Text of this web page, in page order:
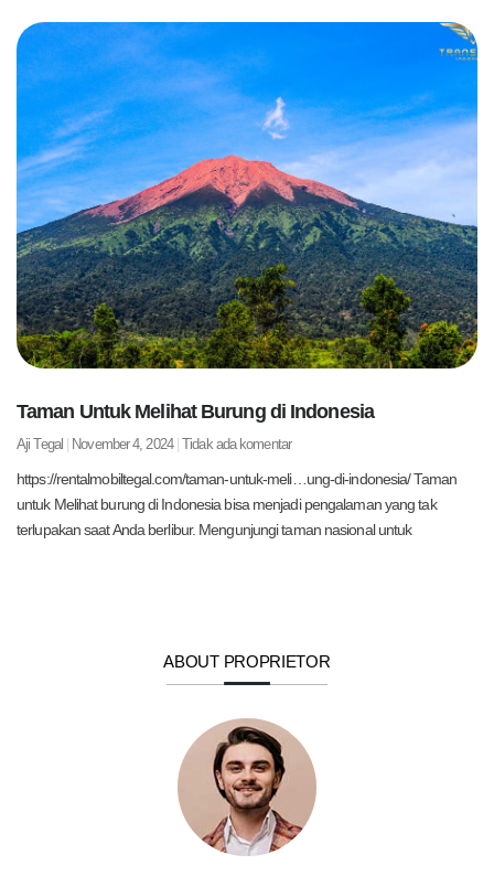
Taman Untuk Melihat Burung di Indonesia
Aji Tegal November 4, 2024 Tidak ada komentar
https://rentalmobiltegal.com/taman-untuk-meli…ung-di-indonesia/ Taman
untuk Melihat burung di Indonesia bisa menjadi pengalaman yang tak
terlupakan saat Anda berlibur. Mengunjungi taman nasional untuk
ABOUT PROPRIETOR